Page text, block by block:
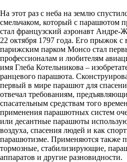
На этот раз с неба на землю
смельчаком, который с парашютом
стал французский аэронавт Андре-
22 октября 1797 года. Его прыжок
парижским парком Монсо стал
профессионалам и любителям
имя Глеба Котельникова –
ранцевого парашюта.
первый в мире парашют для
отвечал требованиям,
спасательным средствам того
применения парашютных систем
или десантные парашюты
воздуха, спасения людей и как
парашютизме. Применяются также
тормозные, стабилизирующие,
аппаратов и другие разновидности.